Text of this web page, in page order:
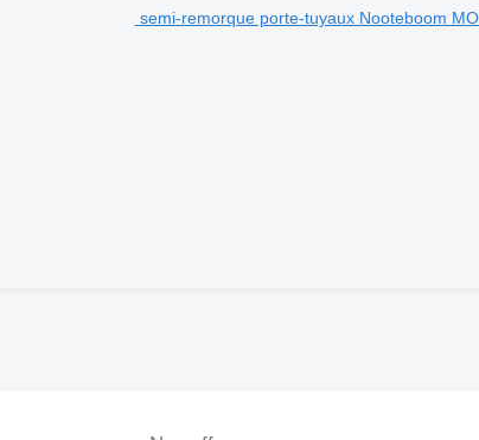
semi-remorque porte-tuyaux Nooteboom